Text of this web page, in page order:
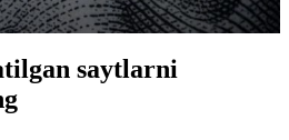
saytlarni